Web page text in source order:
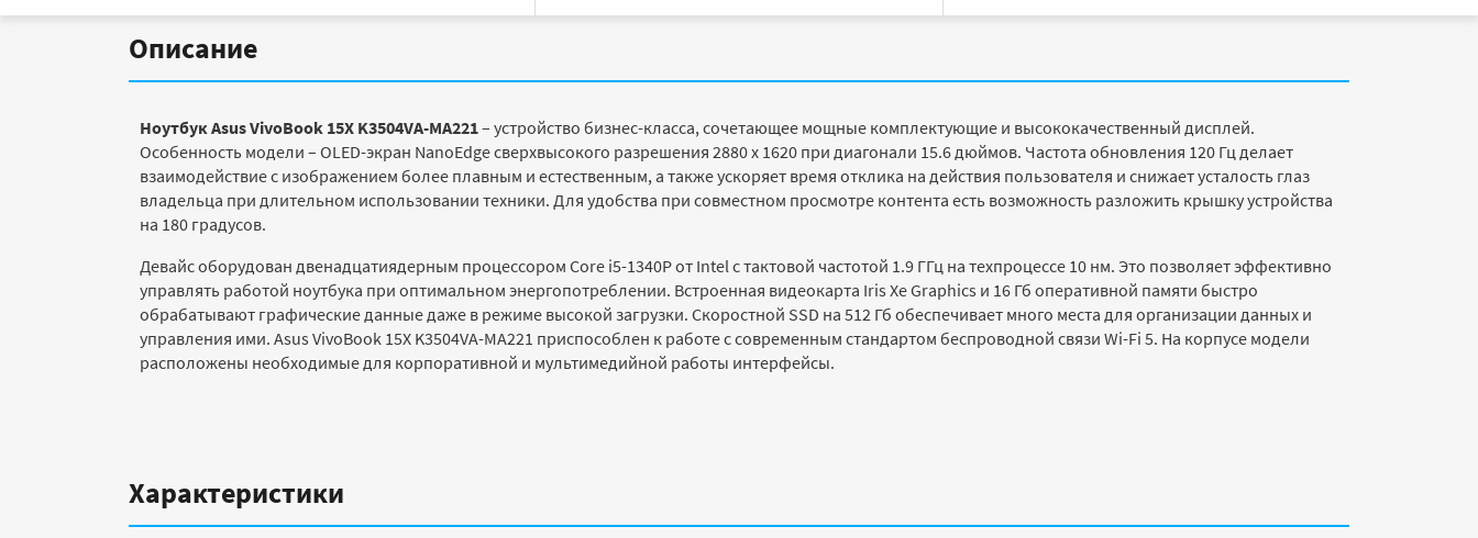
Описание
Ноутбук Asus VivoBook 15X K3504VA-MA221– устройство бизнес-класса, сочетающее мощные комплектующие и высококачественный дисплей.
Особенность модели – OLED-экран NanoEdge сверхвысокого разрешения 2880 x 1620 при диагонали 15.6 дюймов. Частота обновления 120 Гц делает
взаимодействие с изображением более плавным и естественным, а также ускоряет время отклика на действия пользователя и снижает усталость глаз
владельца при длительном использовании техники. Для удобства при совместном просмотре контента есть возможность разложить крышку устройства
на 180 градусов.
Девайс оборудован двенадцатиядерным процессором Core i5-1340P от Intel с тактовой частотой 1.9 ГГц на техпроцессе 10 нм. Это позволяет эффективно
управлять работой ноутбука при оптимальном энергопотреблении. Встроенная видеокарта Iris Xe Graphics и 16 Гб оперативной памяти быстро
обрабатывают графические данные даже в режиме высокой загрузки. Скоростной SSD на 512 Гб обеспечивает много места для организации данных и
управления ими. Asus VivoBook 15X K3504VA-MA221 приспособлен к работе с современным стандартом беспроводной связи Wi-Fi 5. На корпусе модели
расположены необходимые для корпоративной и мультимедийной работы интерфейсы.
Характеристики